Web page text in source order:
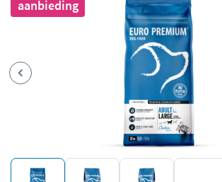
aanbieding